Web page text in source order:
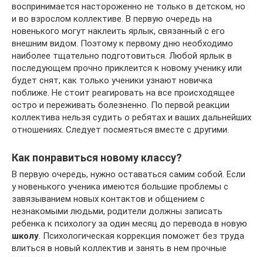
воспринимается настороженно не только в детском, но
и во взрослом коллективе. В первую очередь на
новенького могут наклеить ярлык, связанный с его
внешним видом. Поэтому к первому дню необходимо
наиболее тщательно подготовиться. Любой ярлык в
последующем прочно приклеится к новому ученику или
будет снят, как только ученики узнают новичка
поближе. Не стоит реагировать на все происходящее
остро и переживать болезненно. По первой реакции
коллектива нельзя судить о ребятах и ваших дальнейших
отношениях. Следует посмеяться вместе с другими.
Как понравиться новому классу?
В первую очередь, нужно оставаться самим собой. Если
у новенького ученика имеются большие проблемы с
завязыванием новых контактов и общением с
незнакомыми людьми, родители должны записать
ребенка к психологу за один месяц до перевода в новую
школу . Психологическая коррекция поможет без труда
влиться в новый коллектив и занять в нем прочные